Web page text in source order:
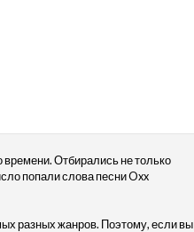
Отбирались не только
попали слова песни Oxx
разных жанров. Поэтому, если вы